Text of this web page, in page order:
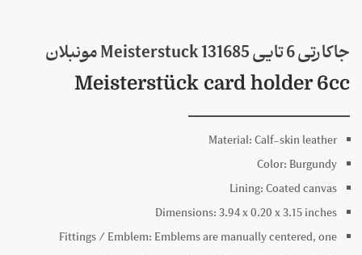
جاکارتی 6 تایی 131685 Meisterstuck مونبلان
Meisterstück card holder 6cc
Material:Calf-skin leather
Color: Burgundy
Lining:Coated canvas
Dimensions:3.94 x0.20 x3.15inches
Fittings / Emblem: Emblems are manually centered, one